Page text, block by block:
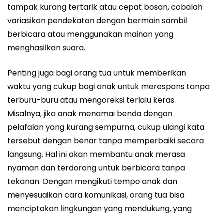
tampak kurang tertarik atau cepat bosan, cobalah
variasikan pendekatan dengan bermain sambil
berbicara atau menggunakan mainan yang
menghasilkan suara.
Penting juga bagi orang tua untuk memberikan
waktu yang cukup bagi anak untuk merespons tanpa
terburu-buru atau mengoreksi terlalu keras.
Misalnya, jika anak menamai benda dengan
pelafalan yang kurang sempurna, cukup ulangi kata
tersebut dengan benar tanpa memperbaiki secara
langsung. Hal ini akan membantu anak merasa
nyaman dan terdorong untuk berbicara tanpa
tekanan. Dengan mengikuti tempo anak dan
menyesuaikan cara komunikasi, orang tua bisa
menciptakan lingkungan yang mendukung, yang